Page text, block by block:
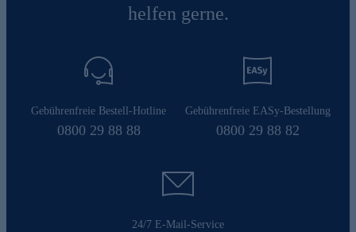
helfen gerne.
Gebührenfreie Bestell-Hotline
0800 29 88 88
Gebührenfreie EASy-Bestellung
0800 29 88 82
24/7 E-Mail-Service